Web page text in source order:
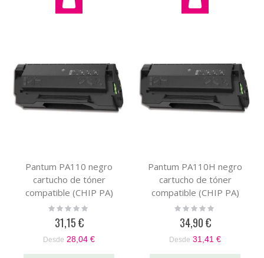
Pantum PA110 negro
cartucho de tóner
compatible (CHIP PA)
Rating:
31,15 €
Desde 28,04 €
Pantum PA110H negro
cartucho de tóner
compatible (CHIP PA)
Rating:
34,90 €
Desde 31,41 €